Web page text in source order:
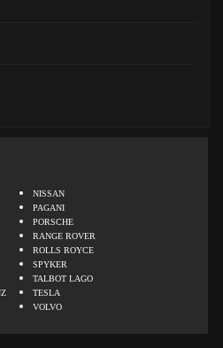
NISSAN
PAGANI
PORSCHE
RANGE ROVER
ROLLS ROYCE
SPYKER
TALBOT LAGO
TESLA
VOLVO